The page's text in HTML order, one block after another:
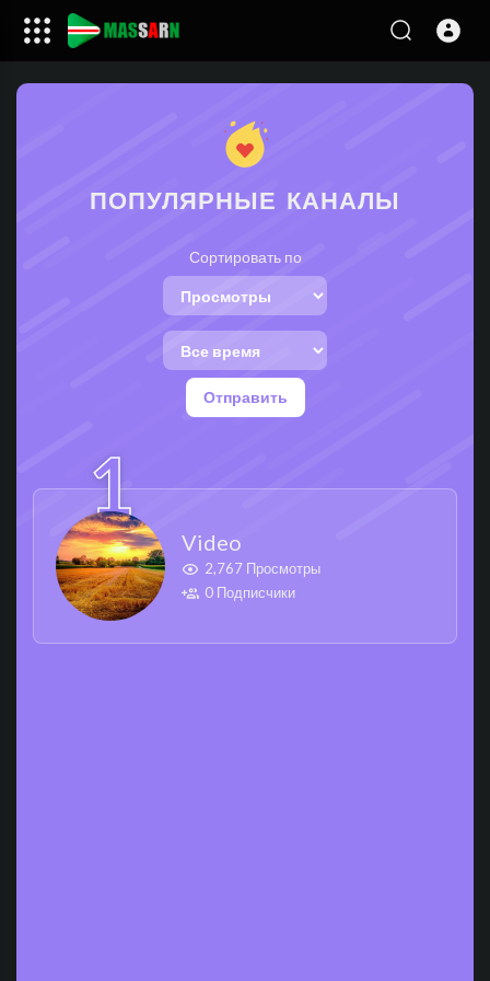
ПОПУЛЯРНЫЕ КАНАЛЫ
Сортировать по
Отправить
Video
2,767 Просмотры
0 Подписчики